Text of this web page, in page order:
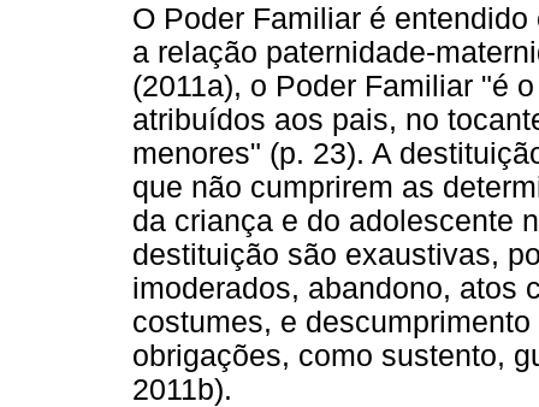
O Poder Familiar é
a relação paternidade-
(2011a), o Poder Familiar "é
atribuídos aos pais, no
menores" (p. 23). A
que não cumprirem as
da criança e do adolescente
destituição são exaustivas,
imoderados, abandono, atos
costumes, e
obrigações, como sustento,
2011b).